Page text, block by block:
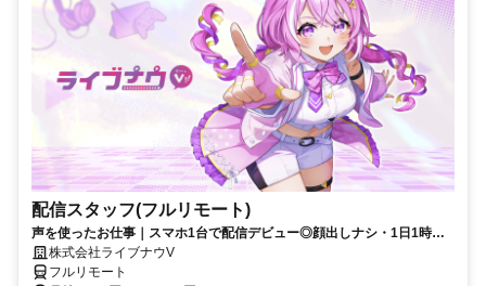
配信スタッフ(フルリモート)
声を使ったお仕事｜スマホ1台で配信デビュー◎顔出しナシ・1日1時間
～OK♪
株式会社ライブナウV
フルリモート